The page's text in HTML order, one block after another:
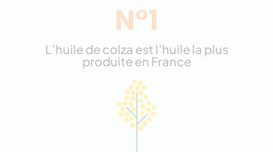
N°1
L’huile de colza est l’huile la plus
produite en France